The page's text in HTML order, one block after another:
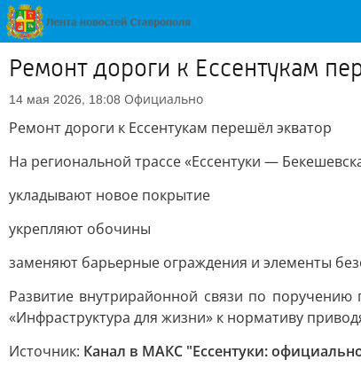
Ремонт дороги к Ессентукам
14 мая 2026, 18:08 Официально
Ремонт дороги к Ессентукам перешёл экватор
На региональной трассе «Ессентуки —
укладывают новое покрытие
укрепляют обочины
заменяют барьерные ограждения и элементы
Развитие внутрирайонной связи по
«Инфраструктура для жизни» к нормативу
Источник: Канал в МАКС "Ессентуки: